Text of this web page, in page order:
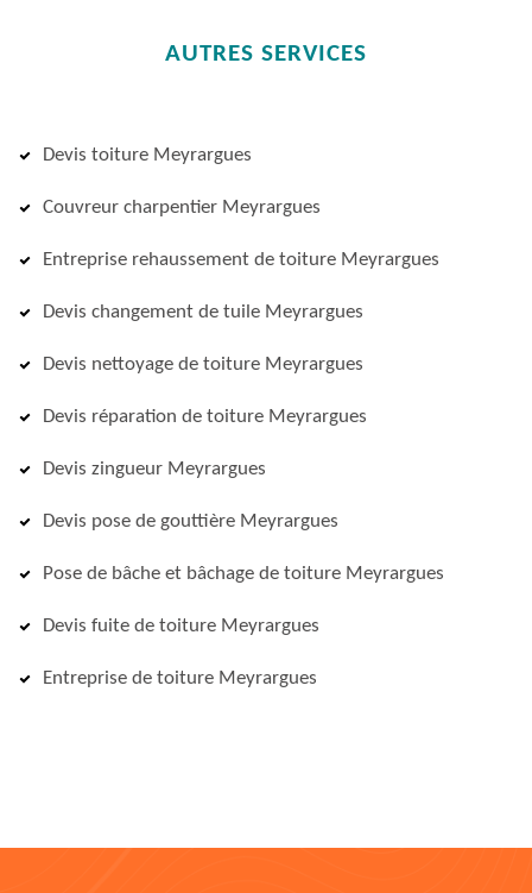
AUTRES SERVICES
Devis toiture Meyrargues
Couvreur charpentier Meyrargues
Entreprise rehaussement de toiture Meyrargues
Devis changement de tuile Meyrargues
Devis nettoyage de toiture Meyrargues
Devis réparation de toiture Meyrargues
Devis zingueur Meyrargues
Devis pose de gouttière Meyrargues
Pose de bâche et bâchage de toiture Meyrargues
Devis fuite de toiture Meyrargues
Entreprise de toiture Meyrargues